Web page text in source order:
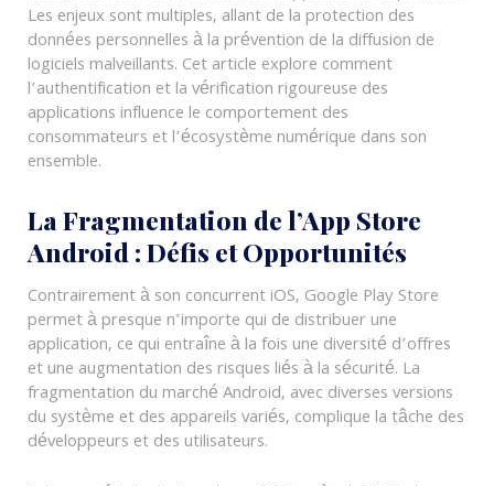
Les enjeux sont multiples, allant de la protection des
données personnelles à la prévention de la diffusion de
logiciels malveillants. Cet article explore comment
l’authentification et la vérification rigoureuse des
applications influence le comportement des
consommateurs et l’écosystème numérique dans son
ensemble.
La Fragmentation de l’App Store
Android : Défis et Opportunités
Contrairement à son concurrent iOS, Google Play Store
permet à presque n’importe qui de distribuer une
application, ce qui entraîne à la fois une diversité d’offres
et une augmentation des risques liés à la sécurité. La
fragmentation du marché Android, avec diverses versions
du système et des appareils variés, complique la tâche des
développeurs et des utilisateurs.